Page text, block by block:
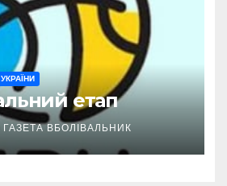
етап
ГАЗЕТА ВБОЛІВАЛЬНИК